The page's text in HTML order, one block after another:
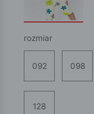
rozmiar
092 098
128